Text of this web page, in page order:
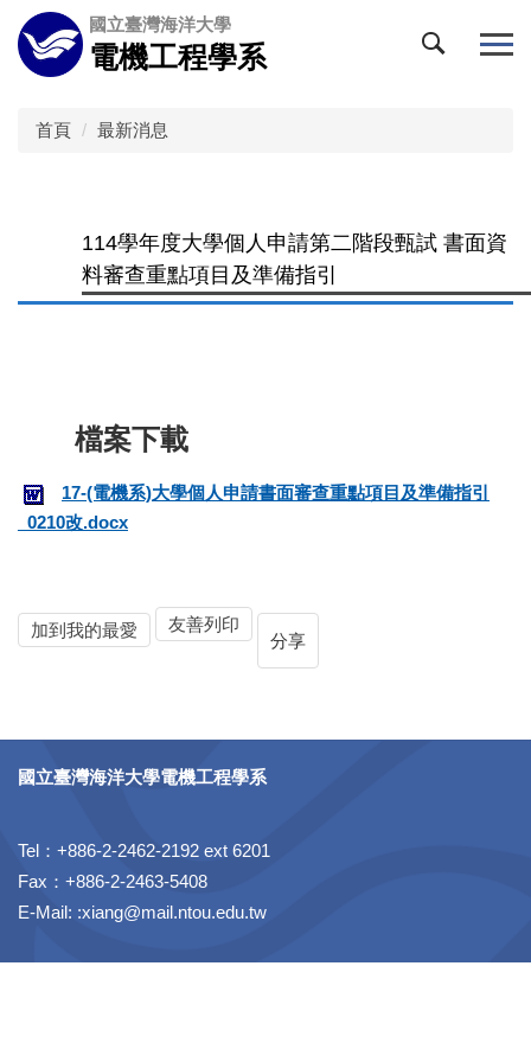
跳
到
主
國立臺灣海洋大學
電機工程學系
首頁 最新消息
114學年度大學個人申請第二階段甄試 書面資
料審查重點項目及準備指引
17-(電機系)大學個人申請書面審查重點項目及準備指引
_0210改.docx
加到我的最愛
友善列印
分享
國立臺灣海洋大學電機工程學系
Tel：+886-2-2462-2192 ext 6201
Fax：+886-2-2463-5408
E-Mail: :xiang@mail.ntou.edu.tw